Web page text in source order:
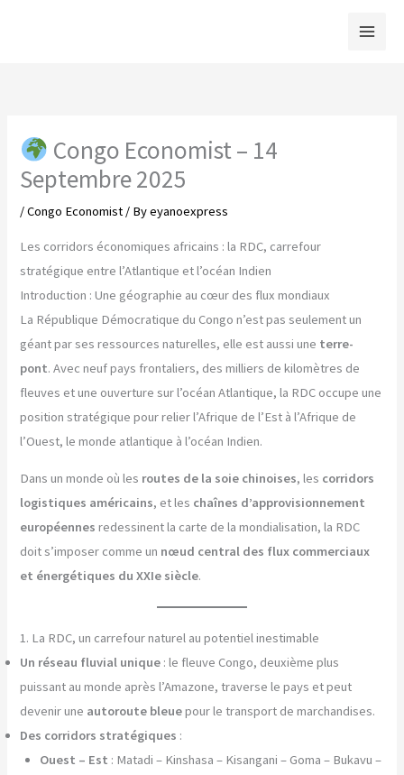
Congo Economist – 14
Septembre 2025
/Congo Economist / Byeyanoexpress
Les corridors économiques africains : la RDC, carrefour
stratégique entre l’Atlantique et l’océan Indien
Introduction : Une géographie au cœur des flux mondiaux
La République Démocratique du Congo n’est pas seulement un
géant par ses ressources naturelles, elle est aussi une terre-
pont. Avec neuf pays frontaliers, des milliers de kilomètres de
fleuves et une ouverture sur l’océan Atlantique, la RDC occupe une
position stratégique pour relier l’Afrique de l’Est à l’Afrique de
l’Ouest, le monde atlantique à l’océan Indien.
Dans un monde où les routes de la soie chinoises, les corridors
logistiques américains, et les chaînes d’approvisionnement
européennes redessinent la carte de la mondialisation, la RDC
doit s’imposer comme un nœud central des flux commerciaux
et énergétiques du XXIe siècle.
1. La RDC, un carrefour naturel au potentiel inestimable
Un réseau fluvial unique : le fleuve Congo, deuxième plus
puissant au monde après l’Amazone, traverse le pays et peut
devenir une autoroute bleuepour le transport de marchandises.
Des corridors stratégiques :
Ouest – Est : Matadi – Kinshasa – Kisangani – Goma – Bukavu –